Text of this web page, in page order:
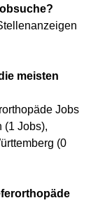
meisten
Jobs
(1 Jobs),
(0